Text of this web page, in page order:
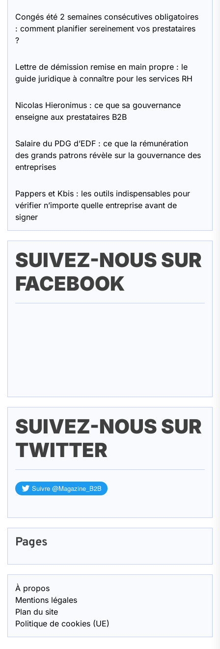
Congés été 2 semaines consécutives obligatoires
: comment planifier sereinement vos prestataires
?
Lettre de démission remise en main propre : le
guide juridique à connaître pour les services RH
Nicolas Hieronimus : ce que sa gouvernance
enseigne aux prestataires B2B
Salaire du PDG d’EDF : ce que la rémunération
des grands patrons révèle sur la gouvernance des
entreprises
Pappers et Kbis : les outils indispensables pour
vérifier n’importe quelle entreprise avant de
signer
SUIVEZ-NOUS SUR
FACEBOOK
SUIVEZ-NOUS SUR
TWITTER
Pages
À propos
Mentions légales
Plan du site
Politique de cookies (UE)